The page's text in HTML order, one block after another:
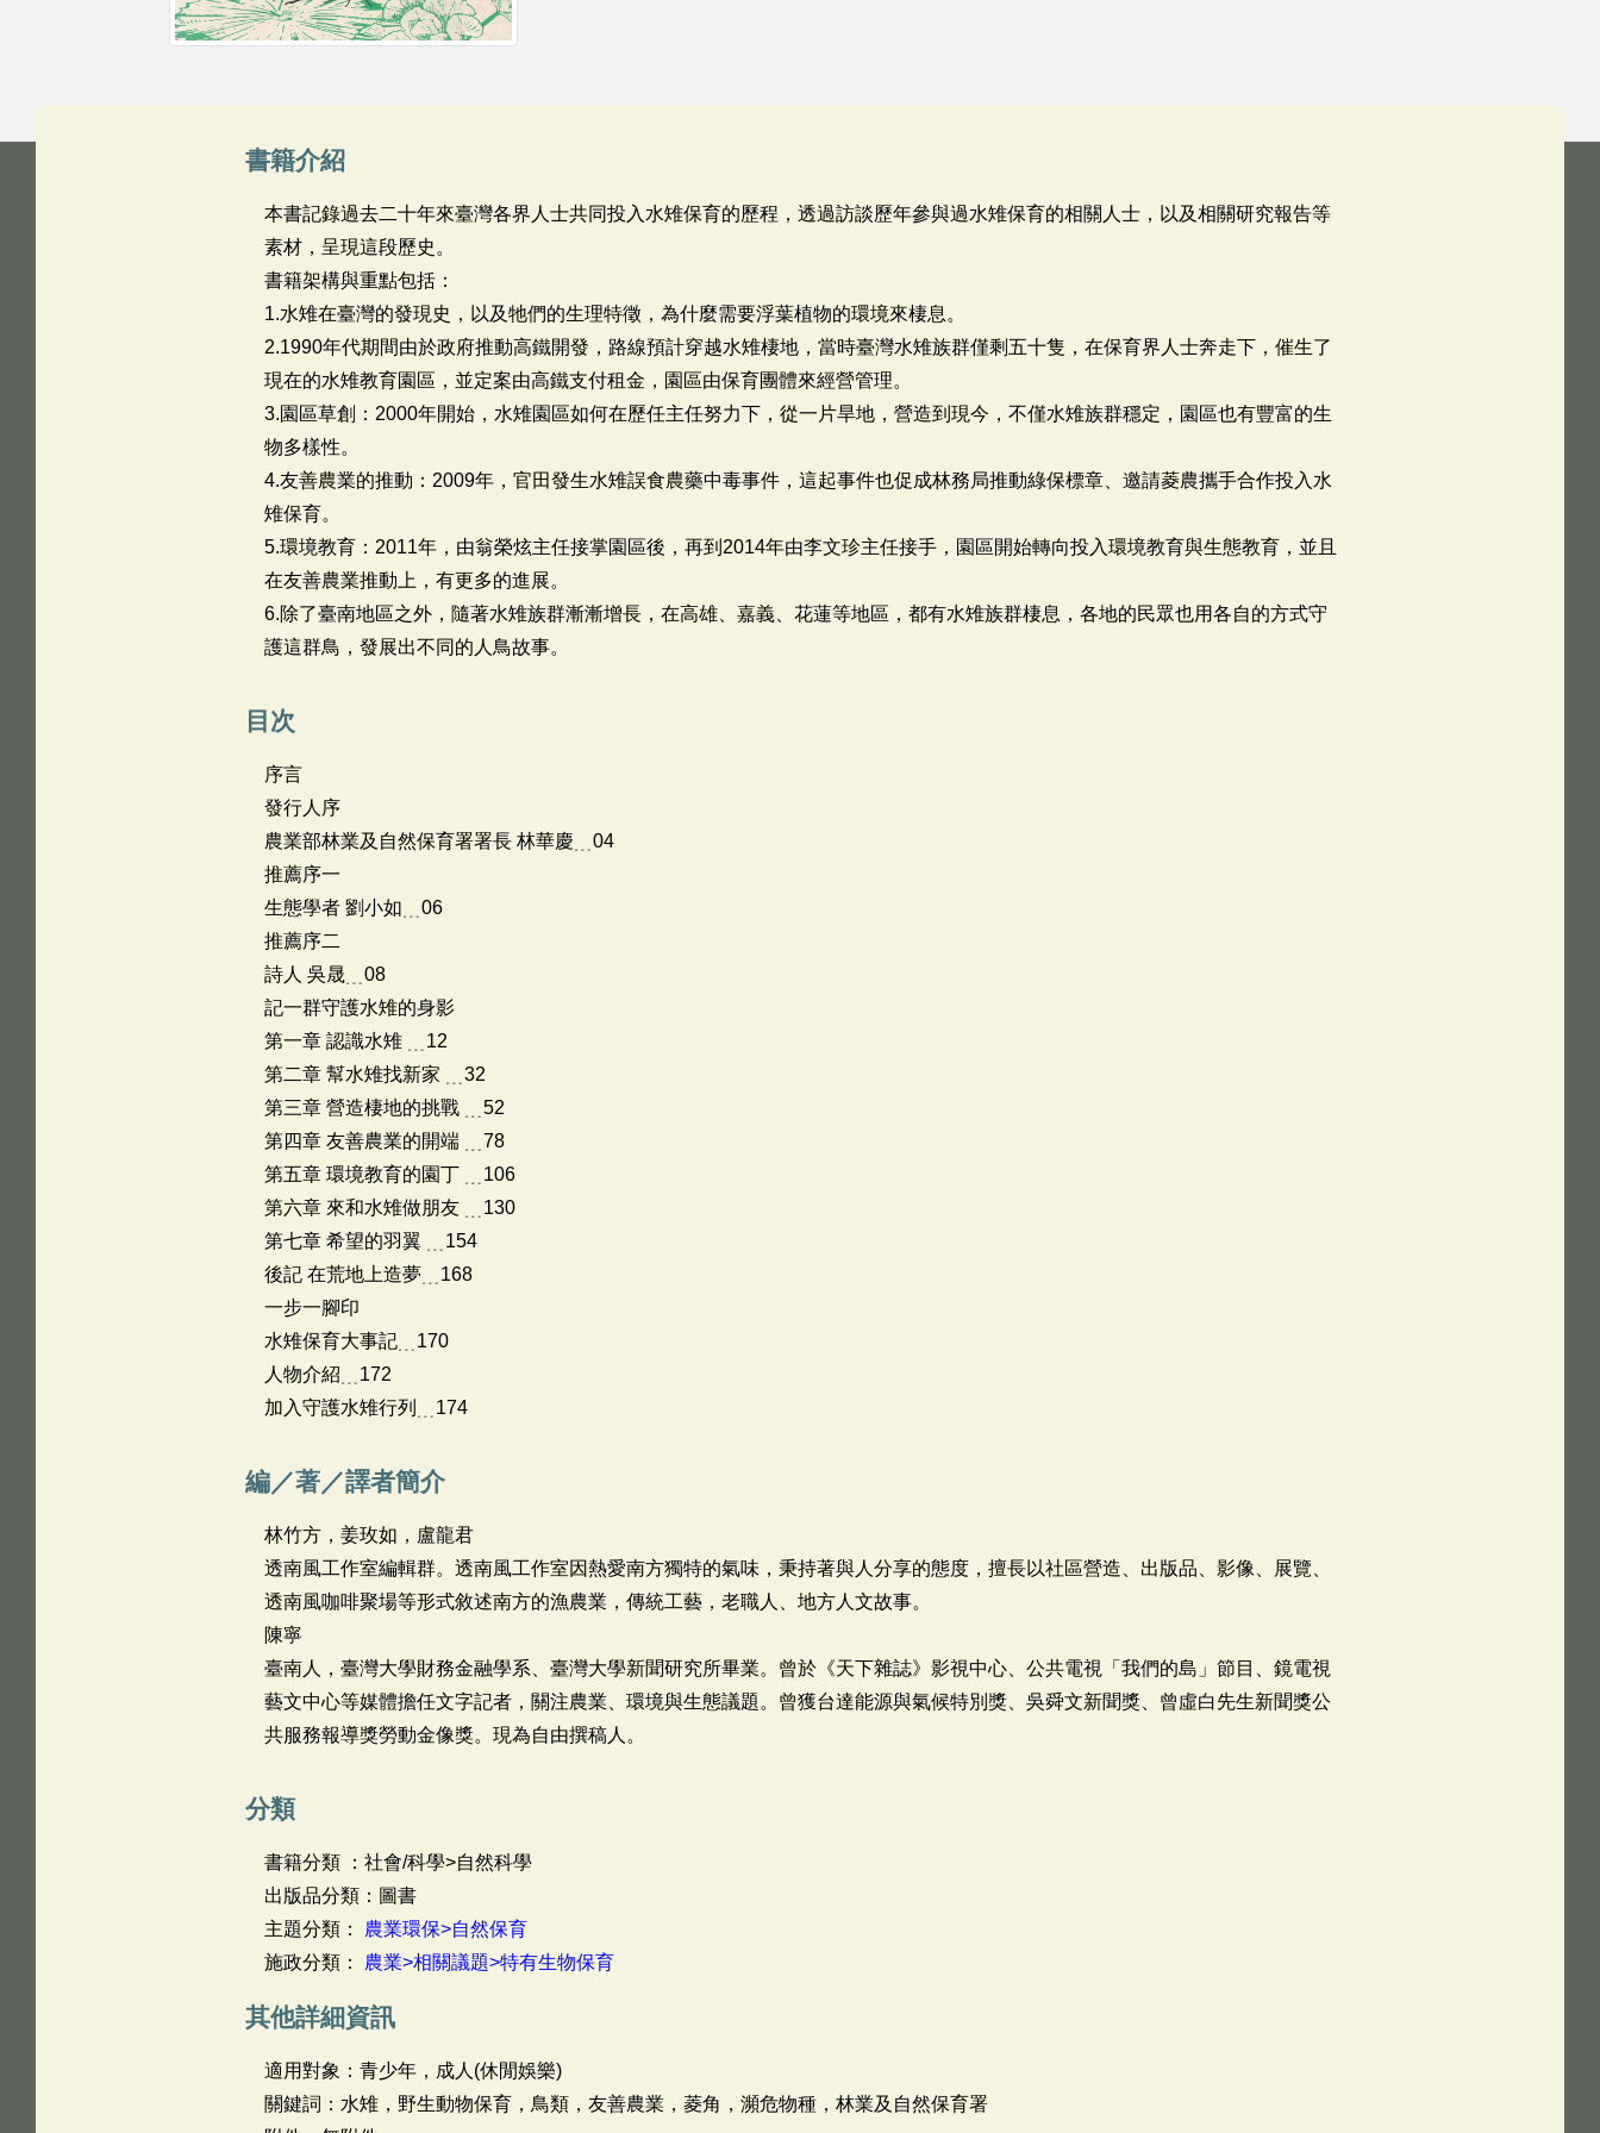
書籍介紹
本書記錄過去二十年來臺灣各界人士共同投入水雉保育的歷程，透過訪談歷年參與過水雉保育的相關人士，以及相關研究報告等
素材，呈現這段歷史。
書籍架構與重點包括：
1.水雉在臺灣的發現史，以及牠們的生理特徵，為什麼需要浮葉植物的環境來棲息。
2.1990年代期間由於政府推動高鐵開發，路線預計穿越水雉棲地，當時臺灣水雉族群僅剩五十隻，在保育界人士奔走下，催生了
現在的水雉教育園區，並定案由高鐵支付租金，園區由保育團體來經營管理。
3.園區草創：2000年開始，水雉園區如何在歷任主任努力下，從一片旱地，營造到現今，不僅水雉族群穩定，園區也有豐富的生
物多樣性。
4.友善農業的推動：2009年，官田發生水雉誤食農藥中毒事件，這起事件也促成林務局推動綠保標章、邀請菱農攜手合作投入水
雉保育。
5.環境教育：2011年，由翁榮炫主任接掌園區後，再到2014年由李文珍主任接手，園區開始轉向投入環境教育與生態教育，並且
在友善農業推動上，有更多的進展。
6.除了臺南地區之外，隨著水雉族群漸漸增長，在高雄、嘉義、花蓮等地區，都有水雉族群棲息，各地的民眾也用各自的方式守
護這群鳥，發展出不同的人鳥故事。
目次
序言
發行人序
農業部林業及自然保育署署長 林華慶﹍04
推薦序一
生態學者 劉小如﹍06
推薦序二
詩人 吳晟﹍08
記一群守護水雉的身影
第一章 認識水雉 ﹍12
第二章 幫水雉找新家 ﹍32
第三章 營造棲地的挑戰 ﹍52
第四章 友善農業的開端 ﹍78
第五章 環境教育的園丁 ﹍106
第六章 來和水雉做朋友 ﹍130
第七章 希望的羽翼 ﹍154
後記 在荒地上造夢﹍168
一步一腳印
水雉保育大事記﹍170
人物介紹﹍172
加入守護水雉行列﹍174
編／著／譯者簡介
林竹方，姜玫如，盧龍君
透南風工作室編輯群。透南風工作室因熱愛南方獨特的氣味，秉持著與人分享的態度，擅長以社區營造、出版品、影像、展覽、
透南風咖啡聚場等形式敘述南方的漁農業，傳統工藝，老職人、地方人文故事。
陳寧
臺南人，臺灣大學財務金融學系、臺灣大學新聞研究所畢業。曾於《天下雜誌》影視中心、公共電視「我們的島」節目、鏡電視
藝文中心等媒體擔任文字記者，關注農業、環境與生態議題。曾獲台達能源與氣候特別獎、吳舜文新聞獎、曾虛白先生新聞獎公
共服務報導獎勞動金像獎。現為自由撰稿人。
分類
書籍分類 ：社會/科學>自然科學
出版品分類：圖書
主題分類： 農業環保>自然保育
施政分類： 農業>相關議題>特有生物保育
其他詳細資訊
適用對象：青少年，成人(休閒娛樂)
關鍵詞：水雉，野生動物保育，鳥類，友善農業，菱角，瀕危物種，林業及自然保育署